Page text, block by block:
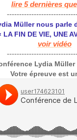
lire 5 dernières
Müller nous parle
LA FIN DE VIE, UNE
voir vidéo
Lydia Müller
Votre épreuve est